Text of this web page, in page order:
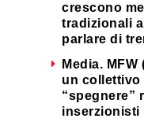
crescono
tradizionali
parlare di
Media.
un collettivo
“spegnere”
inserzionisti